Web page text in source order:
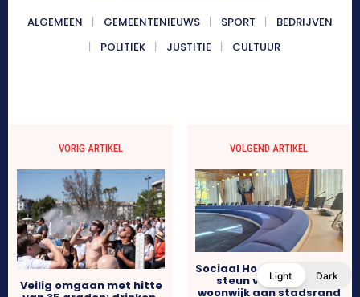
ALGEMEEN GEMEENTENIEUWS SPORT
BEDRIJVEN
POLITIEK
JUSTITIE CULTUUR
VORIG ARTIKEL
Veilig omgaan met hitte
VOLGEND ARTIKEL
Sociaal Hoorn krijgt geen
steun voor nieuwe
woonwijk aan stadsrand
Light Dark